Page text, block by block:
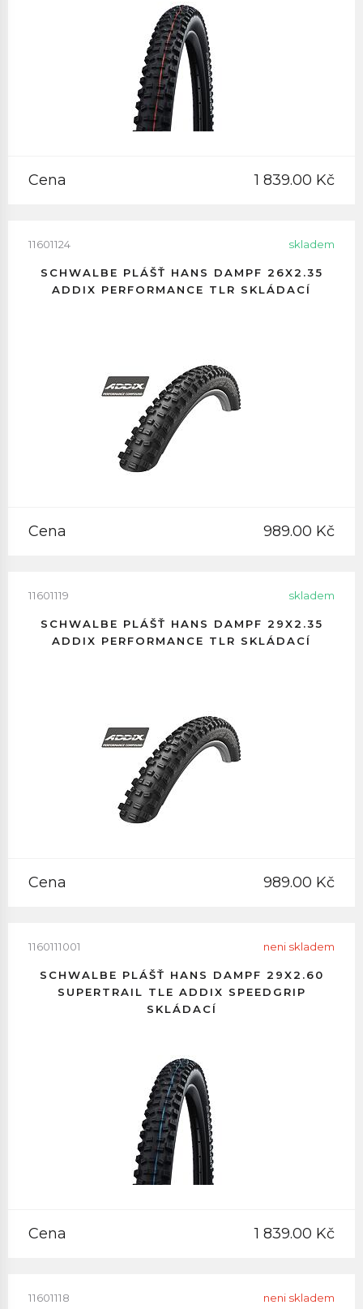
Cena 1 839.00 Kč
11601124 skladem
SCHWALBE PLÁŠŤ HANS DAMPF 26X2.35
ADDIX PERFORMANCE TLR SKLÁDACÍ
Cena 989.00 Kč
11601119 skladem
SCHWALBE PLÁŠŤ HANS DAMPF 29X2.35
ADDIX PERFORMANCE TLR SKLÁDACÍ
Cena 989.00 Kč
1160111001 neni skladem
SCHWALBE PLÁŠŤ HANS DAMPF 29X2.60
SUPERTRAIL TLE ADDIX SPEEDGRIP
SKLÁDACÍ
Cena 1 839.00 Kč
11601118 neni skladem